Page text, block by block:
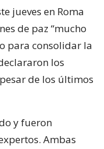
jueves en Roma
de paz “mucho
para consolidar la
los
de los últimos
y fueron
Ambas